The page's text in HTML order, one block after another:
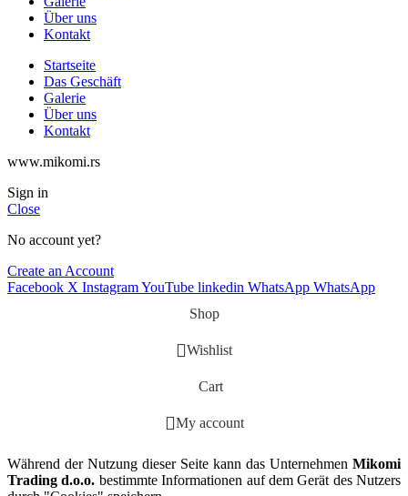
Über uns
Kontakt
Startseite
Das Geschäft
Galerie
Über uns
Kontakt
www.mikomi.rs
Sign in
Close
No account yet?
Create an Account
Facebook X InstagramYouTube linkedin WhatsApp WhatsApp
Shop
Wishlist
Cart
My account
Während der Nutzung dieser Seite kann das Unternehmen Mikomi
Trading d.o.o. bestimmte Informationen auf dem Gerät des Nutzers